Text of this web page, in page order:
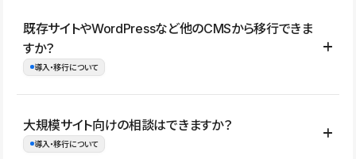
コーポレートサイト、サービスサイト、LP、採用サイト、ブロ
グ・メディア、イベントサイト、店舗・商品紹介サイト、ポートフ
ォリオなど幅広く制作できます。
既存サイトやWordPressなど他のCMSから移行できま
すか？
導入・移行について
はい。既存サイトの構成やコンテンツ、URLを整理したうえで、
Studio上に再構築する形で移行できます。 WordPressの場合は、
大規模サイト向けの相談はできますか？
導入・移行について